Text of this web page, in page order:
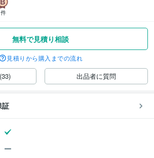
無料で見積り相談
見積りから購入までの流れ
出品者に質問
証